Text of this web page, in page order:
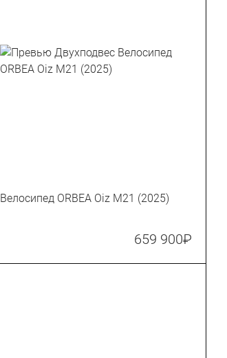
Велосипед ORBEA Oiz M21 (2025)
659 900₽